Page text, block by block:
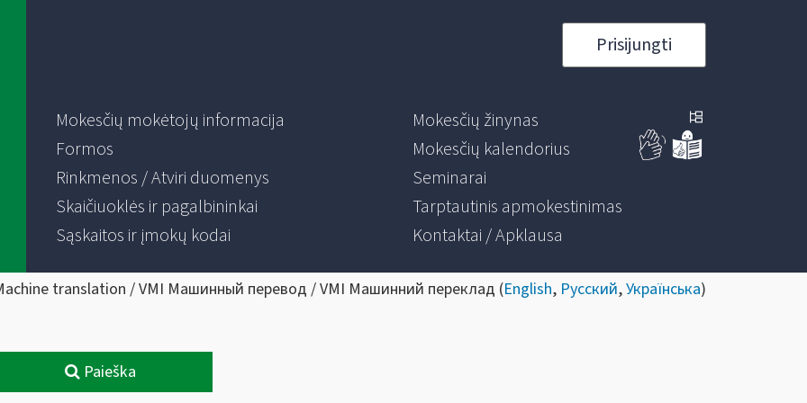
Prisijungti
Mokesčių mokėtojų informacija
Formos
Rinkmenos / Atviri duomenys
Skaičiuoklės ir pagalbininkai
Sąskaitos ir įmokų kodai
Mokesčių žinynas
Mokesčių kalendorius
Seminarai
Tarptautinis apmokestinimas
Kontaktai / Apklausa
translation / VMI Машинный перевод / VMI Машинний переклад (English, Русский,Українська)
Paieška